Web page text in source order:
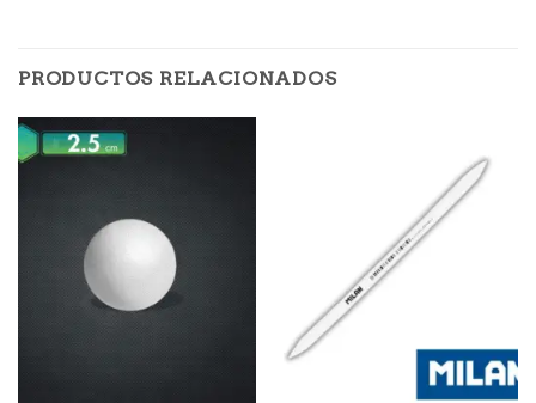
PRODUCTOS RELACIONADOS